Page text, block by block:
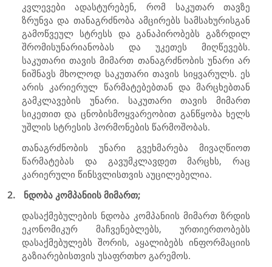
კვლევები ადასტურებენ, რომ საკუთარ თავზე
ზრუნვა და თანაგრძნობა ამცირებს სამსახურისგან
გამოწვეულ სტრესს და განაპირობებს გაზრდილ
შრომისუნარიანობას და უკეთეს მიღწევებს.
საკუთარი თავის მიმართ თანაგრძნობის უნარი არ
ნიშნავს მხოლოდ საკუთარი თავის სიყვარულს. ეს
არის კარიერულ წარმატებებთან და მარცხებთან
გამკლავების უნარი. საკუთარი თავის მიმართ
სიკეთით და ცნობისმოყვარეობით განწყობა ხელს
უშლის სტრესის ჰორმონების წარმოშობას.
თანაგრძნობის უნარი გვეხმარება მივაღწიოთ
წარმატებას და გავუმკლავდეთ მარცხს, რაც
კარიერული წინსვლისთვის აუცილებელია.
2.
ნდობა კომპანიის მიმართ;
დასაქმებულების ნდობა კომპანიის მიმართ ზრდის
ეკონომიკურ მაჩვენებლებს, ურთიერთობებს
დასაქმებულებს შორის, აყალიბებს ინფორმაციის
გაზიარებისთვის უსაფრთხო გარემოს.